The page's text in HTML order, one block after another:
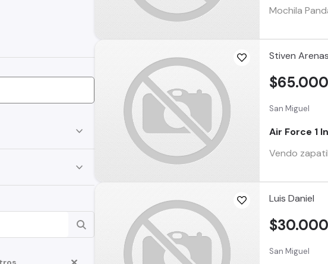
Mochila
Stiven Arenas
San Miguel
Air Force 1
Vendo
$65.000
Luis Daniel
San Miguel
$30.000